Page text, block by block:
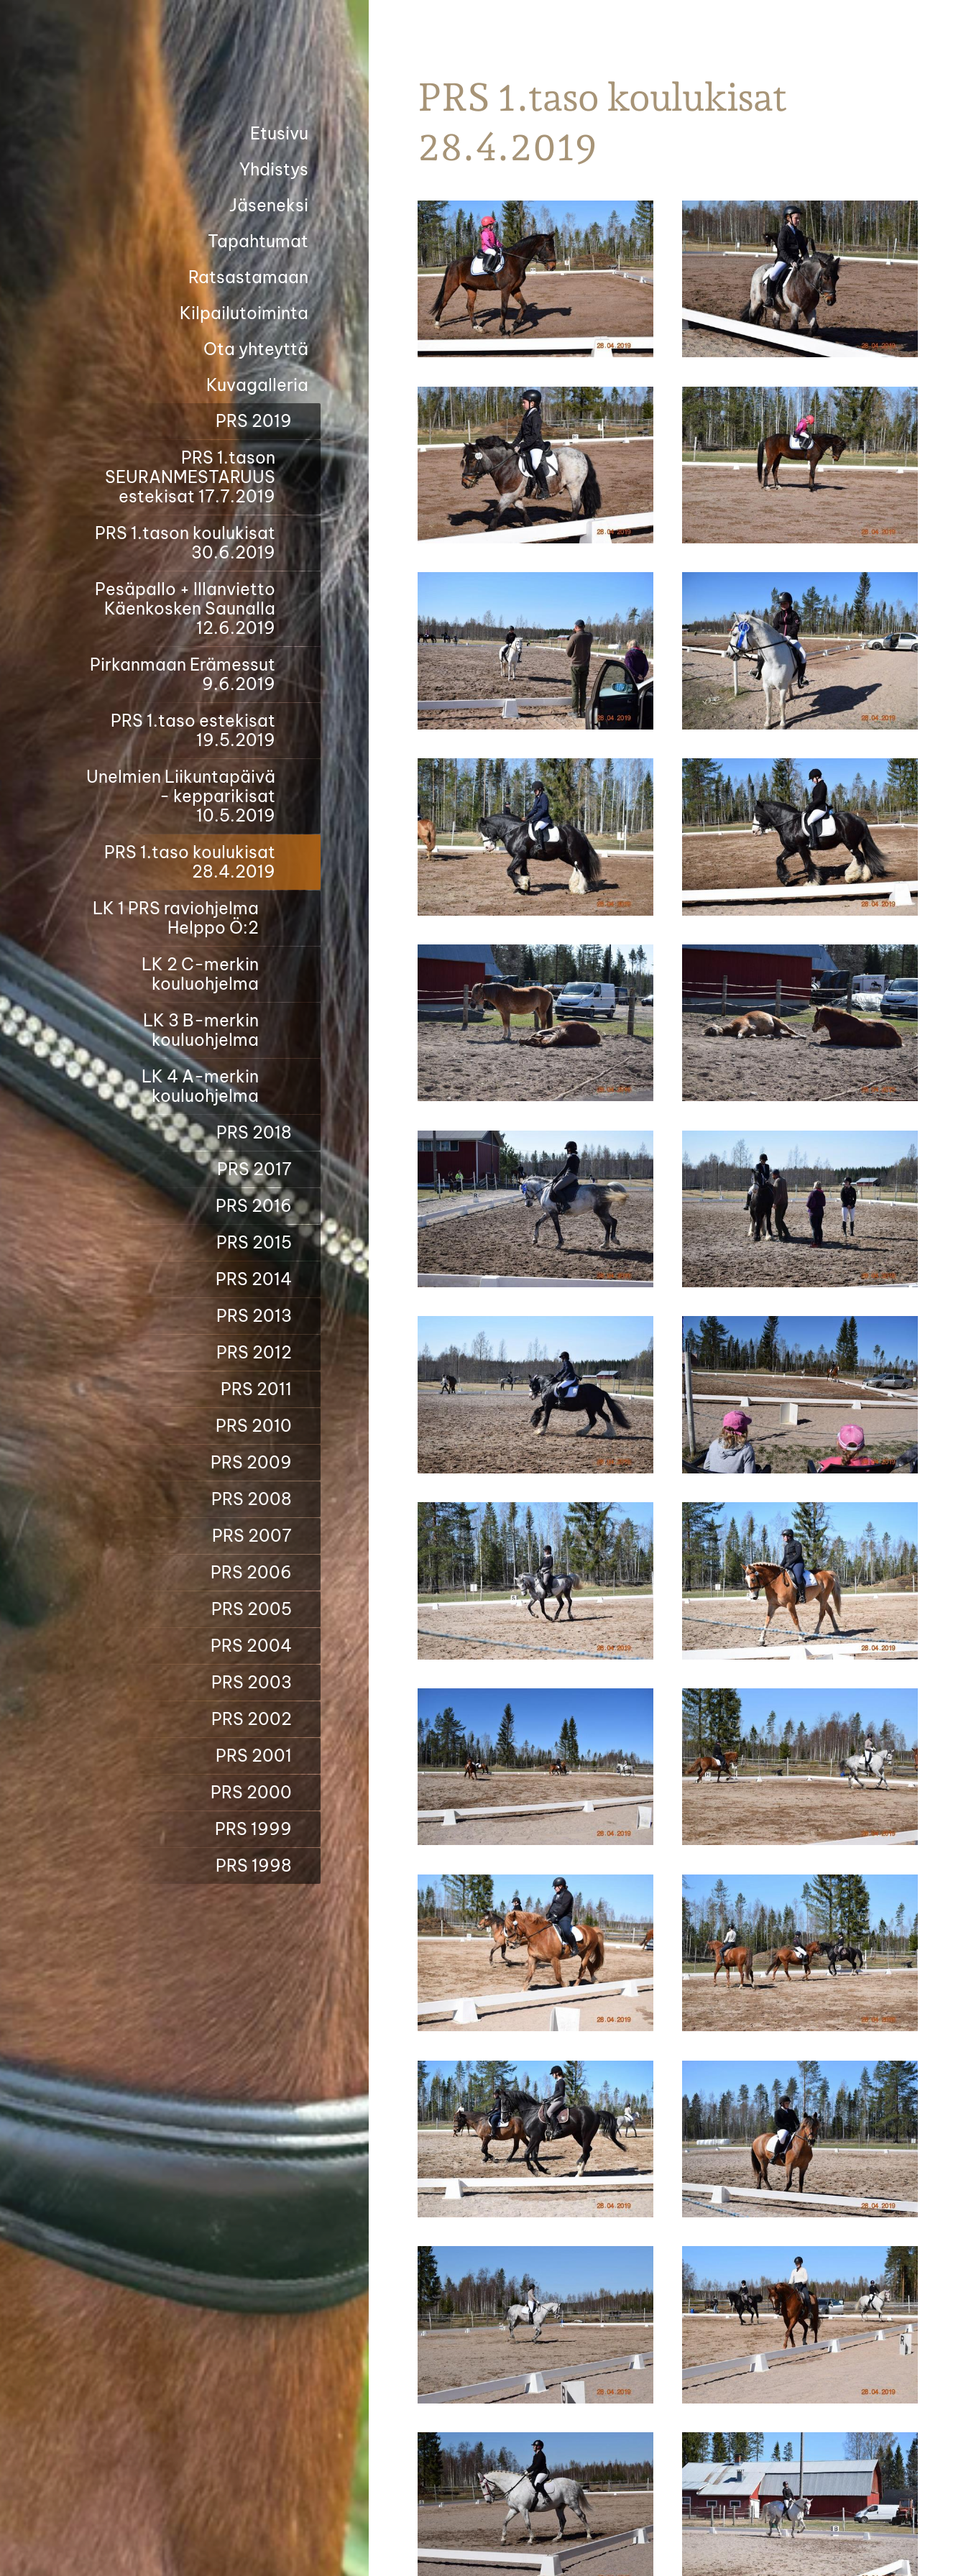
Parkanon Ratsastajat
Etusivu
Yhdistys
Jäseneksi
Tapahtumat
Ratsastamaan
Kilpailutoiminta
Ota yhteyttä
Kuvagalleria
PRS 2019
PRS 1.tason
SEURANMESTARUUS
estekisat 17.7.2019
PRS 1.tason koulukisat
30.6.2019
Pesäpallo + Illanvietto
Käenkosken Saunalla
12.6.2019
Pirkanmaan Erämessut
9.6.2019
PRS 1.taso estekisat
19.5.2019
Unelmien Liikuntapäivä
- kepparikisat
10.5.2019
PRS 1.taso koulukisat
28.4.2019
LK 1 PRS raviohjelma
Helppo Ö:2
LK 2 C-merkin
kouluohjelma
LK 3 B-merkin
kouluohjelma
LK 4 A-merkin
kouluohjelma
PRS 2018
PRS 2017
PRS 2016
PRS 2015
PRS 2014
PRS 2013
PRS 2012
PRS 2011
PRS 2010
PRS 2009
PRS 2008
PRS 2007
PRS 2006
PRS 2005
PRS 2004
PRS 2003
PRS 2002
PRS 2001
PRS 2000
PRS 1999
PRS 1998
PRS 1.taso koulukisat
28.4.2019